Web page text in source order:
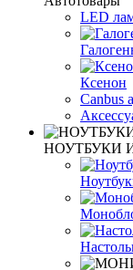
LED
Ксенон
Canbus
НОУТБУКИ